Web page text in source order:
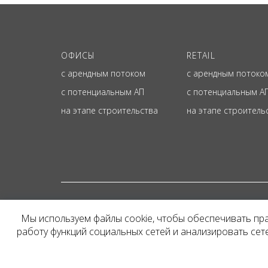
ОФИСЫ
с арендным потоком
с потенциальным АП
на этапе строительства
RETAIL
с арендным
с потенциальным
на этапе
Представленная на
и не является
Мы используем файлы cookie, чтобы обеспечивать
работу функций социальных сетей и анализировать